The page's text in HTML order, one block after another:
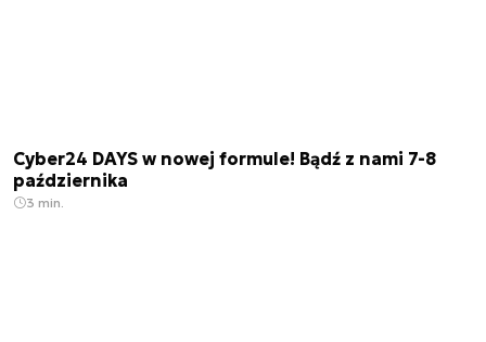
Cyber24 DAYS w nowej formule! Bądź z nami 7-8
października
3 min.